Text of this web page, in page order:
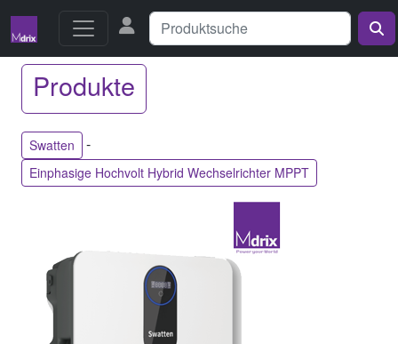
Produkte
Swatten -
Einphasige Hochvolt Hybrid Wechselrichter MPPT